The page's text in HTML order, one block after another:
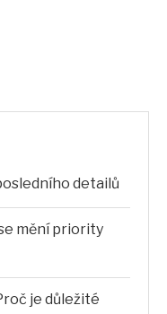
detailů
mění priority
je důležité